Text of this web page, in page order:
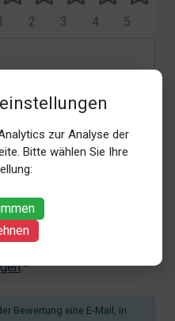
zur Analyse der
Bitte wählen Sie Ihre
5
4
3
2
und Nutzung meiner
Referrer-URL) zum
ich mich
.*
Bewertung eine E-Mail, in